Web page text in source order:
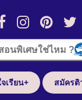
เรียน+ สมัครติ